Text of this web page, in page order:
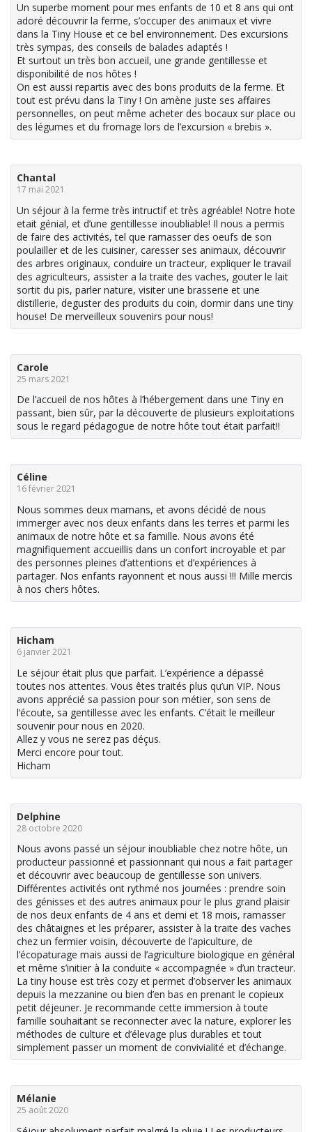
Un superbe moment pour mes enfants de 10 et 8 ans qui ont
adoré découvrir la ferme, s’occuper des animaux et vivre
dans la Tiny House et ce bel environnement. Des excursions
très sympas, des conseils de balades adaptés !
Et surtout un très bon accueil, une grande gentillesse et
disponibilité de nos hôtes !
On est aussi repartis avec des bons produits de la ferme. Et
tout est prévu dans la Tiny ! On amène juste ses affaires
personnelles, on peut même acheter des bocaux sur place ou
des légumes et du fromage lors de l’excursion « brebis ».
Chantal
17 mai 2021
Un séjour à la ferme très intructif et très agréable! Notre hote
etait génial, et d’une gentillesse inoubliable! Il nous a permis
de faire des activités, tel que ramasser des oeufs de son
poulailler et de les cuisiner, caresser ses animaux, découvrir
des arbres originaux, conduire un tracteur, expliquer le travail
des agriculteurs, assister a la traite des vaches, gouter le lait
sortit du pis, parler nature, visiter une brasserie et une
distillerie, deguster des produits du coin, dormir dans une tiny
house! De merveilleux souvenirs pour nous!
Carole
25 mars 2021
De l’accueil de nos hôtes à l’hébergement dans une Tiny en
passant, bien sûr, par la découverte de plusieurs exploitations
sous le regard pédagogue de notre hôte tout était parfait!!
Céline
16 février 2021
Nous sommes deux mamans, et avons décidé de nous
immerger avec nos deux enfants dans les terres et parmi les
animaux de notre hôte et sa famille. Nous avons été
magnifiquement accueillis dans un confort incroyable et par
des personnes pleines d’attentions et d’expériences à
partager. Nos enfants rayonnent et nous aussi !!! Mille mercis
à nos chers hôtes.
Hicham
6 janvier 2021
Le séjour était plus que parfait. L’expérience a dépassé
toutes nos attentes. Vous êtes traités plus qu’un VIP. Nous
avons apprécié sa passion pour son métier, son sens de
l’écoute, sa gentillesse avec les enfants. C’était le meilleur
souvenir pour nous en 2020.
Allez y vous ne serez pas déçus.
Merci encore pour tout.
Hicham
Delphine
28 octobre 2020
Nous avons passé un séjour inoubliable chez notre hôte, un
producteur passionné et passionnant qui nous a fait partager
et découvrir avec beaucoup de gentillesse son univers.
Différentes activités ont rythmé nos journées : prendre soin
des génisses et des autres animaux pour le plus grand plaisir
de nos deux enfants de 4 ans et demi et 18 mois, ramasser
des châtaignes et les préparer, assister à la traite des vaches
chez un fermier voisin, découverte de l’apiculture, de
l’écopaturage mais aussi de l’agriculture biologique en général
et même s’initier à la conduite « accompagnée » d’un tracteur.
La tiny house est très cozy et permet d’observer les animaux
depuis la mezzanine ou bien d’en bas en prenant le copieux
petit déjeuner. Je recommande cette immersion à toute
famille souhaitant se reconnecter avec la nature, explorer les
méthodes de culture et d’élevage plus durables et tout
simplement passer un moment de convivialité et d’échange.
Mélanie
25 août 2020